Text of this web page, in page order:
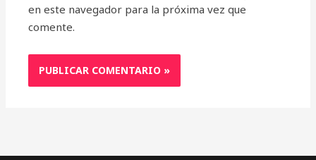
en este navegador para la próxima vez que
comente.